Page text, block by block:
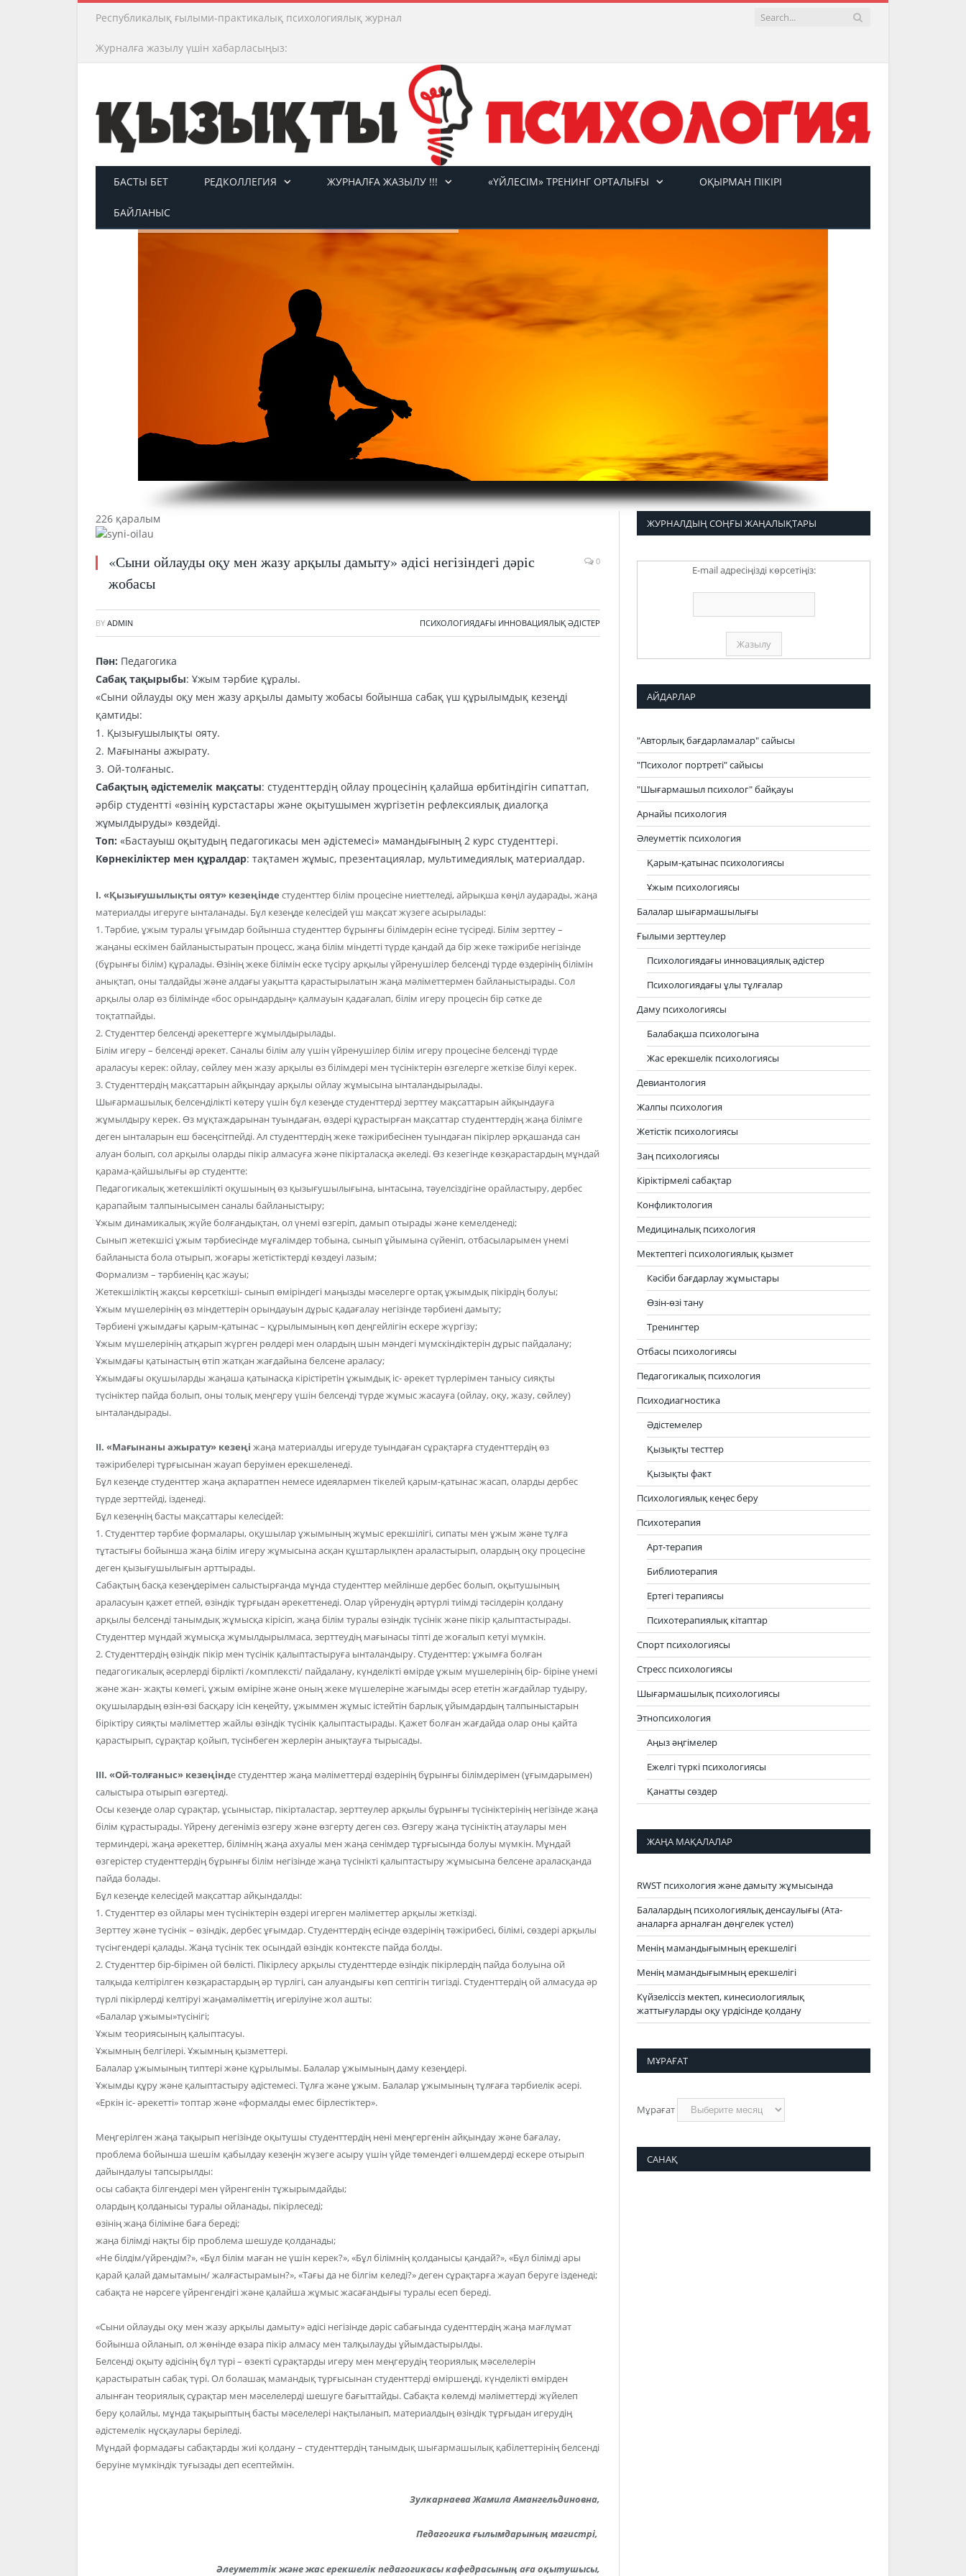
Республикалық ғылыми-практикалық психологиялық журнал
Журналға жазылу үшін хабарласыңыз:
БАСТЫ БЕТ РЕДКОЛЛЕГИЯ ЖУРНАЛҒА ЖАЗЫЛУ !!! «ҮЙЛЕСІМ» ТРЕНИНГ ОРТАЛЫҒЫ ОҚЫРМАН ПІКІРІ
БАЙЛАНЫС
226 қаралым
«Сыни ойлауды оқу мен жазу арқылы дамыту» әдісі негізіндегі дәріс
жобасы
0
BY ADMIN ПСИХОЛОГИЯДАҒЫ ИННОВАЦИЯЛЫҚ ӘДІСТЕР
Пән: Педагогика
Сабақ тақырыбы: Ұжым тәрбие құралы.
«Сыни ойлауды оқу мен жазу арқылы дамыту жобасы бойынша сабақ үш құрылымдық кезеңді
қамтиды:
1. Қызығушылықты ояту.
2. Мағынаны ажырату.
3. Ой-толғаныс.
Сабақтың әдістемелік мақсаты: студенттердің ойлау процесінің қалайша өрбитіндігін сипаттап,
әрбір студентті «өзінің курстастары және оқытушымен жүргізетін рефлексиялық диалогқа
жұмылдыруды» көздейді.
Топ: «Бастауыш оқытудың педагогикасы мен әдістемесі» мамандығының 2 курс студенттері.
Көрнекіліктер мен құралдар: тақтамен жұмыс, презентациялар, мультимедиялық материалдар.
I. «Қызығушылықты ояту» кезеңінде студенттер білім процесіне ниеттеледі, айрықша көңіл аударады, жаңа
материалды игеруге ынталанады. Бұл кезеңде келесідей үш мақсат жүзеге асырылады:
1. Тәрбие, ұжым туралы ұғымдар бойынша студенттер бұрынғы білімдерін есіне түсіреді. Білім зерттеу –
жаңаны ескімен байланыстыратын процесс, жаңа білім міндетті түрде қандай да бір жеке тәжірибе негізінде
(бұрынғы білім) құралады. Өзінің жеке білімін еске түсіру арқылы үйренушілер белсенді түрде өздерінің білімін
анықтап, оны талдайды және алдағы уақытта қарастырылатын жаңа мәліметтермен байланыстырады. Сол
арқылы олар өз білімінде «бос орындардың» қалмауын қадағалап, білім игеру процесін бір сәтке де
тоқтатпайды.
2. Студенттер белсенді әрекеттерге жұмылдырылады.
Білім игеру – белсенді әрекет. Саналы білім алу үшін үйренушілер білім игеру процесіне белсенді түрде
араласуы керек: ойлау, сөйлеу мен жазу арқылы өз білімдері мен түсініктерін өзгелерге жеткізе білуі керек.
3. Студенттердің мақсаттарын айқындау арқылы ойлау жұмысына ынталандырылады.
Шығармашылық белсенділікті көтеру үшін бұл кезеңде студенттерді зерттеу мақсаттарын айқындауға
жұмылдыру керек. Өз мұқтаждарынан туындаған, өздері құрастырған мақсаттар студенттердің жаңа білімге
деген ынталарын еш бәсеңсітпейді. Ал студенттердің жеке тәжірибесінен туындаған пікірлер әрқашанда сан
алуан болып, сол арқылы оларды пікір алмасуға және пікірталасқа әкеледі. Өз кезегінде көзқарастардың мұндай
қарама-қайшылығы әр студентте:
Педагогикалық жетекшілікті оқушының өз қызығушылығына, ынтасына, тәуелсіздігіне орайластыру, дербес
қарапайым талпынысымен саналы байланыстыру;
Ұжым динамикалық жүйе болғандықтан, ол үнемі өзгеріп, дамып отырады және кемелденеді;
Сынып жетекшісі ұжым тәрбиесінде мұғалімдер тобына, сынып ұйымына сүйеніп, отбасыларымен үнемі
байланыста бола отырып, жоғары жетістіктерді көздеуі лазым;
Формализм – тәрбиенің қас жауы;
Жетекшіліктің жақсы көрсеткіші- сынып өміріндегі маңызды мәселерге ортақ ұжымдық пікірдің болуы;
Ұжым мүшелерінің өз міндеттерін орындауын дұрыс қадағалау негізінде тәрбиені дамыту;
Тәрбиені ұжымдағы қарым-қатынас – құрылымының көп деңгейлігін ескере жүргізу;
Ұжым мүшелерінің атқарып жүрген рөлдері мен олардың шын мәндегі мүмскіндіктерін дұрыс пайдалану;
Ұжымдағы қатынастың өтіп жатқан жағдайына белсене араласу;
Ұжымдағы оқушыларды жаңаша қатынасқа кірістіретін ұжымдық іс- әрекет түрлерімен танысу сияқты
түсініктер пайда болып, оны толық меңгеру үшін белсенді түрде жұмыс жасауға (ойлау, оқу, жазу, сөйлеу)
ынталандырады.
II. «Мағынаны ажырату» кезеңі жаңа материалды игеруде туындаған сұрақтарға студенттердің өз
тәжірибелері тұрғысынан жауап беруімен ерекшеленеді.
Бұл кезеңде студенттер жаңа ақпаратпен немесе идеялармен тікелей қарым-қатынас жасап, оларды дербес
түрде зерттейді, ізденеді.
Бұл кезеңнің басты мақсаттары келесідей:
1. Студенттер тәрбие формалары, оқушылар ұжымының жұмыс ерекшілігі, сипаты мен ұжым және тұлға
тұтастығы бойынша жаңа білім игеру жұмысына асқан құштарлықпен араластырып, олардың оқу процесіне
деген қызығушылығын арттырады.
Сабақтың басқа кезеңдерімен салыстырғанда мұнда студенттер мейлінше дербес болып, оқытушының
араласуын қажет етпей, өзіндік тұрғыдан әрекеттенеді. Олар үйренудің әртүрлі тиімді тәсілдерін қолдану
арқылы белсенді танымдық жұмысқа кірісіп, жаңа білім туралы өзіндік түсінік және пікір қалыптастырады.
Студенттер мұндай жұмысқа жұмылдырылмаса, зерттеудің мағынасы тіпті де жоғалып кетуі мүмкін.
2. Студенттердің өзіндік пікір мен түсінік қалыптастыруға ынталандыру. Студенттер: ұжымға болған
педагогикалық әсерлерді бірлікті /комплексті/ пайдалану, күнделікті өмірде ұжым мүшелерінің бір- біріне үнемі
және жан- жақты көмегі, ұжым өміріне және оның жеке мүшелеріне жағымды әсер ететін жағдайлар тудыру,
оқушылардың өзін-өзі басқару ісін кеңейту, ұжыммен жұмыс істейтін барлық ұйымдардың талпыныстарын
біріктіру сияқты мәліметтер жайлы өзіндік түсінік қалыптастырады. Қажет болған жағдайда олар оны қайта
қарастырып, сұрақтар қойып, түсінбеген жерлерін анықтауға тырысады.
III. «Ой-толғаныс» кезеңінде студенттер жаңа мәліметтерді өздерінің бұрынғы білімдерімен (ұғымдарымен)
салыстыра отырып өзгертеді.
Осы кезеңде олар сұрақтар, ұсыныстар, пікірталастар, зерттеулер арқылы бұрынғы түсініктерінің негізінде жаңа
білім құрастырады. Үйрену дегеніміз өзгеру және өзгерту деген сөз. Өзгеру жаңа түсініктің атаулары мен
терминдері, жаңа әрекеттер, білімнің жаңа ахуалы мен жаңа сенімдер тұрғысында болуы мүмкін. Мұндай
өзгерістер студенттердің бұрынғы білім негізінде жаңа түсінікті қалыптастыру жұмысына белсене араласқанда
пайда болады.
Бұл кезеңде келесідей мақсаттар айқындалды:
1. Студенттер өз ойлары мен түсініктерін өздері игерген мәліметтер арқылы жеткізді.
Зерттеу және түсінік – өзіндік, дербес ұғымдар. Студенттердің есінде өздерінің тәжірибесі, білімі, сөздері арқылы
түсінгендері қалады. Жаңа түсінік тек осындай өзіндік контексте пайда болды.
2. Студенттер бір-бірімен ой бөлісті. Пікірлесу арқылы студенттерде өзіндік пікірлердің пайда болуына ой
талқыда келтірілген көзқарастардың әр түрлігі, сан алуандығы көп септігін тигізді. Студенттердің ой алмасуда әр
түрлі пікірлерді келтіруі жаңамәліметтің игерілуіне жол ашты:
«Балалар ұжымы»түсінігі;
Ұжым теориясының қалыптасуы.
Ұжымның белгілері. Ұжымның қызметтері.
Балалар ұжымының типтері және құрылымы. Балалар ұжымының даму кезеңдері.
Ұжымды құру және қалыптастыру әдістемесі. Тұлға және ұжым. Балалар ұжымының тұлғаға тәрбиелік әсері.
«Еркін іс- әрекетті» топтар және «формалды емес бірлестіктер».
Меңгерілген жаңа тақырып негізінде оқытушы студенттердің нені меңгергенін айқындау және бағалау,
проблема бойынша шешім қабылдау кезеңін жүзеге асыру үшін үйде төмендегі өлшемдерді ескере отырып
дайындалуы тапсырылды:
осы сабақта білгендері мен үйренгенін тұжырымдайды;
олардың қолданысы туралы ойланады, пікірлеседі;
өзінің жаңа біліміне баға береді;
жаңа білімді нақты бір проблема шешуде қолданады;
«Не білдім/үйрендім?», «Бұл білім маған не үшін керек?», «Бұл білімнің қолданысы қандай?», «Бұл білімді ары
қарай қалай дамытамын/ жалғастырамын?», «Тағы да не білгім келеді?» деген сұрақтарға жауап беруге ізденеді;
сабақта не нәрсеге үйренгендігі және қалайша жұмыс жасағандығы туралы есеп береді.
«Сыни ойлауды оқу мен жазу арқылы дамыту» әдісі негізінде дәріс сабағында суденттердің жаңа мағлұмат
бойынша ойланып, ол жөнінде өзара пікір алмасу мен талқылауды ұйымдастырылды.
Белсенді оқыту әдісінің бұл түрі – өзекті сұрақтарды игеру мен меңгерудің теориялық мәселелерін
қарастыратын сабақ түрі. Ол болашақ мамандық тұрғысынан студенттерді өміршеңді, күнделікті өмірден
алынған теориялық сұрақтар мен мәселелерді шешуге бағыттайды. Сабақта көлемді мәліметтерді жүйелеп
беру қолайлы, мұнда тақырыптың басты мәселелері нақтыланып, материалдың өзіндік тұрғыдан игерудің
әдістемелік нұсқаулары беріледі.
Мұндай формадағы сабақтарды жиі қолдану – студенттердің танымдық шығармашылық қабілеттерінің белсенді
беруіне мүмкіндік туғызады деп есептеймін.
Зулкарнаева Жамила Амангельдиновна,
Педагогика ғылымдарының магистрі,
Әлеуметтік және жас ерекшелік педагогикасы кафедрасының аға оқытушысы,
ЖУРНАЛДЫҢ СОҢҒЫ ЖАҢАЛЫҚТАРЫ
E-mail адресіңізді көрсетіңіз:
АЙДАРЛАР
"Авторлық бағдарламалар" сайысы
"Психолог портреті" сайысы
"Шығармашыл психолог" байқауы
Арнайы психология
Әлеуметтік психология
Қарым-қатынас психологиясы
Ұжым психологиясы
Балалар шығармашылығы
Ғылыми зерттеулер
Психологиядағы инновациялық әдістер
Психологиядағы ұлы тұлғалар
Даму психологиясы
Балабақша психологына
Жас ерекшелік психологиясы
Девиантология
Жалпы психология
Жетістік психологиясы
Заң психологиясы
Кіріктірмелі сабақтар
Конфликтология
Медициналық психология
Мектептегі психологиялық қызмет
Кәсіби бағдарлау жұмыстары
Өзін-өзі тану
Тренингтер
Отбасы психологиясы
Педагогикалық психология
Психодиагностика
Әдістемелер
Қызықты тесттер
Қызықты факт
Психологиялық кеңес беру
Психотерапия
Арт-терапия
Библиотерапия
Ертегі терапиясы
Психотерапиялық кітаптар
Спорт психологиясы
Стресс психологиясы
Шығармашылық психологиясы
Этнопсихология
Аңыз әңгімелер
Ежелгі түркі психологиясы
Қанатты сөздер
ЖАҢА МАҚАЛАЛАР
RWST психология және дамыту жұмысында
Балалардың психологиялық денсаулығы (Ата-
аналарға арналған дөңгелек үстел)
Менің мамандығымның ерекшелігі
Менің мамандығымның ерекшелігі
Күйзеліссіз мектеп, кинесиологиялық
жаттығуларды оқу үрдісінде қолдану
МҰРАҒАТ
Мұрағат
САНАҚ